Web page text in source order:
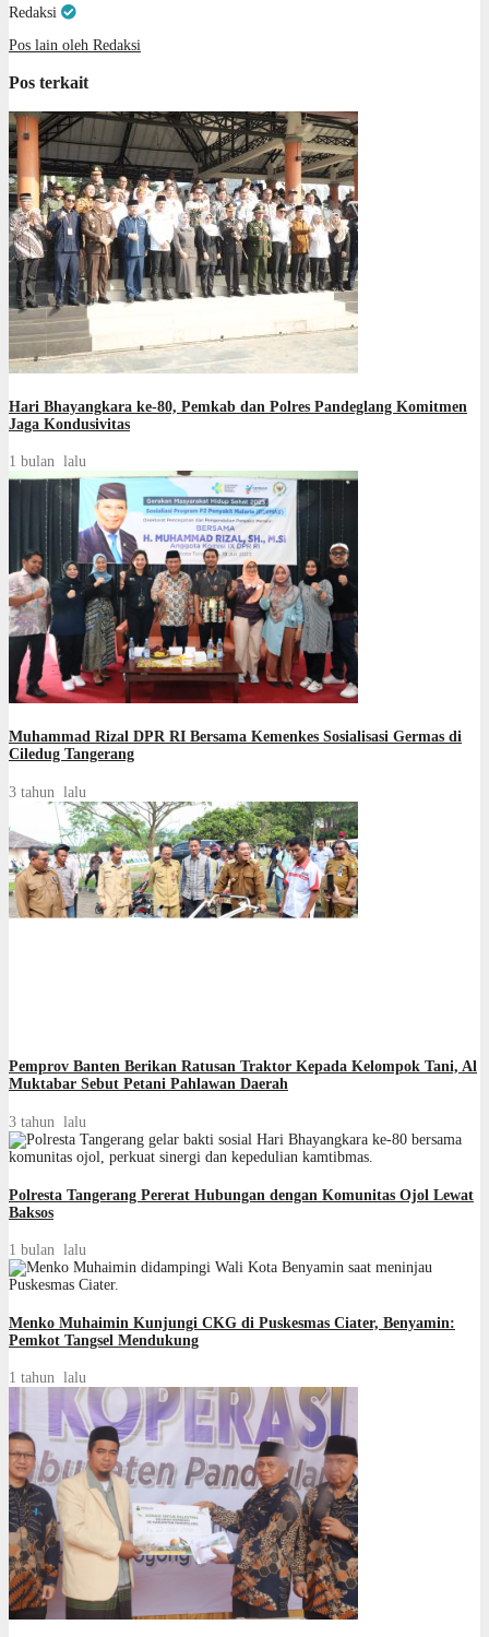
Redaksi
Pos lain oleh Redaksi
Pos terkait
Hari Bhayangkara ke-80, Pemkab dan Polres Pandeglang Komitmen
Jaga Kondusivitas
1 bulan lalu
Muhammad Rizal DPR RI Bersama Kemenkes Sosialisasi Germas di
Ciledug Tangerang
3 tahun lalu
Pemprov Banten Berikan Ratusan Traktor Kepada Kelompok Tani, Al
Muktabar Sebut Petani Pahlawan Daerah
3 tahun lalu
Polresta Tangerang Pererat Hubungan dengan Komunitas Ojol Lewat
Baksos
1 bulan lalu
Menko Muhaimin Kunjungi CKG di Puskesmas Ciater, Benyamin:
Pemkot Tangsel Mendukung
1 tahun lalu